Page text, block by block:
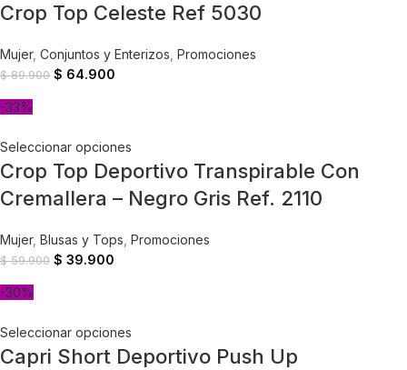
Crop Top Celeste Ref 5030
Mujer, Conjuntos y Enterizos Promociones
$89.900 $ 64.900
-33%
Seleccionar opciones
Crop Top Deportivo Transpirable Con
Cremallera – Negro Gris Ref. 2110
Mujer, Blusas y Tops Promociones
$59.900 $ 39.900
-30%
Seleccionar opciones
Capri Short Deportivo Push Up